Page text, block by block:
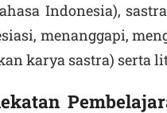
Indonesia),
menanggapi,
karya sastra) serta